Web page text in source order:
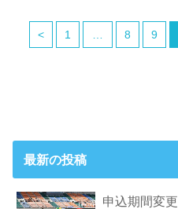
< 1 8 9
最新の投稿
申込期間変更